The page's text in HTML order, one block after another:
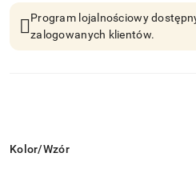
Program lojalnościowy
zalogowanych klientów.
Wariant
Kolor/Wzór